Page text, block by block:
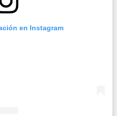
en Instagram